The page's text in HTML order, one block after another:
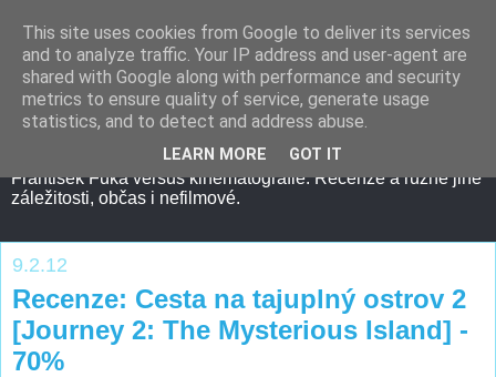
František Fuka versus kinematografie. Recenze a různé jiné
záležitosti, občas i nefilmové.
9.2.12
Recenze: Cesta na tajuplný ostrov 2
[Journey 2: The Mysterious Island] -
70%
This site uses cookies from Google to deliver its services
and to analyze traffic. Your IP address and user-agent are
shared with Google along with performance and security
metrics to ensure quality of service, generate usage
statistics, and to detect and address abuse.
LEARN MORE GOT IT